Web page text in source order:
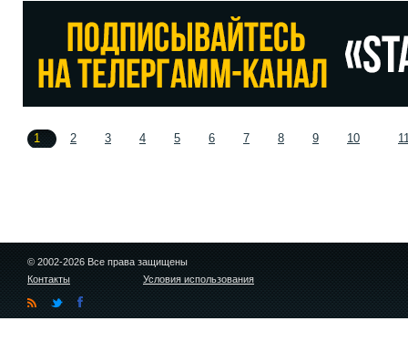
1 2 3 4 5 6 7 8 9 10
© 2002-2026 Все права защищены
Контакты
Условия использования